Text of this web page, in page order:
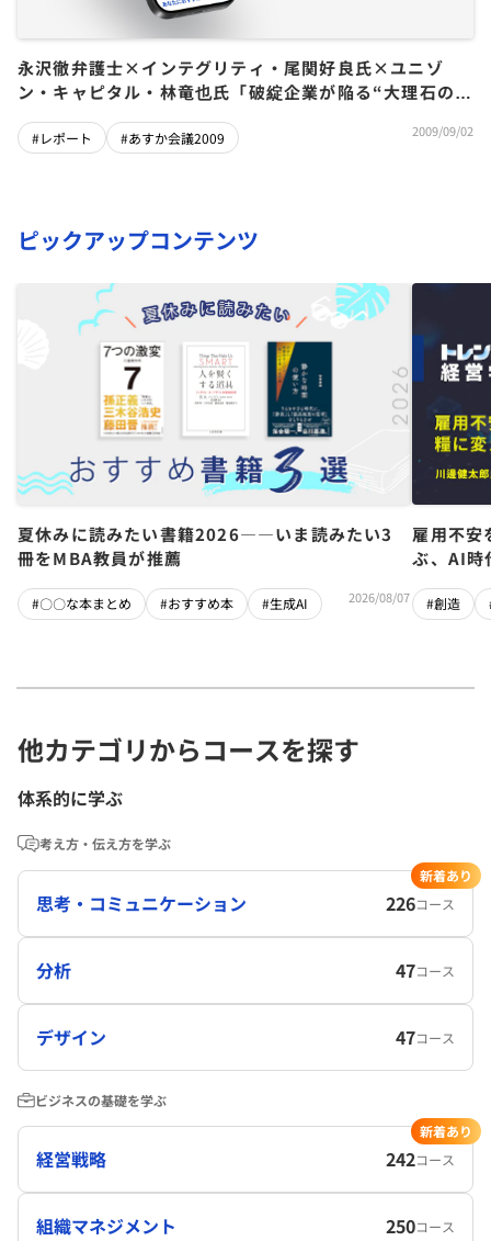
永沢徹弁護士×インテグリティ・尾関好良氏×ユニゾ
ン・キャピタル・林竜也氏「破綻企業が陥る“大理石の法
#レポート #あすか会議2009 2009/09/02
ピックアップコンテンツ
夏休みに読みたい書籍2026――いま読みたい3
冊をMBA教員が推薦
#〇〇な本まとめ #おすすめ本 #生成AI 2026/08/07
雇用不
ぶ、AI時
#創造
他カテゴリからコースを探す
体系的に学ぶ
考え方・伝え方を学ぶ
思考・コミュニケーション 226コース
新着あり
分析 47コース
デザイン 47コース
ビジネスの基礎を学ぶ
経営戦略 242コース
新着あり
組織マネジメント 250コース